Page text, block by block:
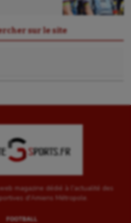
sur le site
magazine dédié à l'actualité des
d'Amiens Métropole.
FOOTBALL